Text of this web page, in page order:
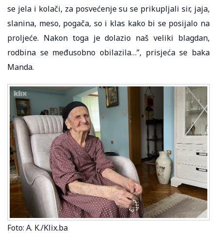
se jela i kolači, za posvećenje su se prikupljali sir, jaja,
slanina, meso, pogača, so i klas kako bi se posijalo na
proljeće. Nakon toga je dolazio naš veliki blagdan,
rodbina se međusobno obilazila…”, prisjeća se baka
Manda.
Foto: A. K./Klix.ba